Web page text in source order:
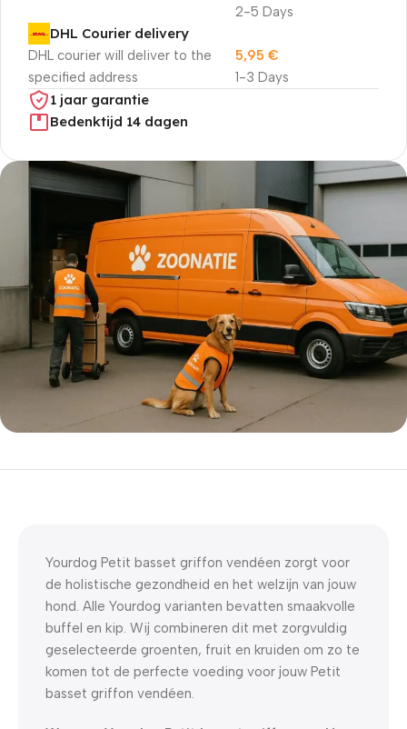
2-5 Days
DHL Courier delivery
DHL courier will deliver to the
specified address
1-3 Days
5,95 €
1 jaar garantie
Bedenktijd 14 dagen
5% korting met code
Yourdog Petit basset griffon vendéen zorgt voor
de holistische gezondheid en het welzijn van jouw
hond. Alle Yourdog varianten bevatten smaakvolle
buffel en kip. Wij combineren dit met zorgvuldig
geselecteerde groenten, fruit en kruiden om zo te
komen tot de perfecte voeding voor jouw Petit
basset griffon vendéen.